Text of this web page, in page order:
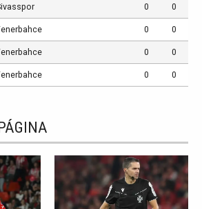
0 0
0 0
0 0
0 0